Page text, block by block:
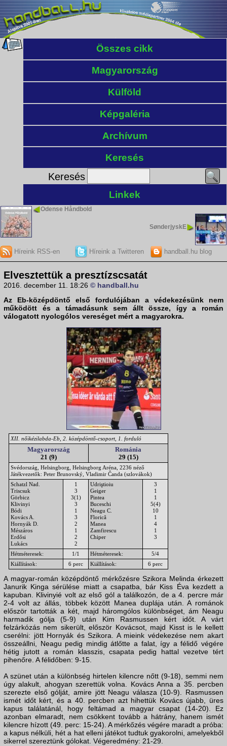
Összes cikk
Magyarország
Külföld
Képgaléria
Archívum
Keresés
Keresés
Linkek
Odense Håndbold
SønderjyskE
Híreink RSS-en Híreink a Twitteren handball.hu blog
Elvesztettük a presztízscsatát
2016. december 11. 18:26 © handball.hu
Az Eb-középdöntő első fordulójában a védekezésünk nem
működött és a támadásunk sem állt össze, így a román
válogatott nyolcgólos vereséget mért a magyarokra.
XII. nőikézilabda-Eb, 2. középdöntő-csoport, 1. forduló
Magyarország
21 (9)
Románia
29 (15)
Svédország, Helsingborg, Helsingborg Aréna, 2236 néző
Játékvezetők: Peter Brunovský, Vladimir Čanda (szlovákok)
Schatzl Nad.
Triscsuk
Görbicz
Klivinyi
Bódi
Kovács A.
Hornyák D.
Mészáros
Erdősi
Lukács
1
3
3(1)
3
1
3
2
1
2
2
Udriştioiu
Geiger
Pintea
Buceschi
Neagu C.
Florică
Manea
Zamfirescu
Chiper
3
1
1
5(4)
10
1
4
1
3
Hétméteresek: 1/1 Hétméteresek:
5/4
Kiállítások:
6 perc Kiállítások: 6 perc
A magyar-román középdöntő mérkőzésre Szikora Melinda érkezett
Janurik Kinga sérülése miatt a csapatba, bár Kiss Éva kezdett a
kapuban. Klivinyié volt az első gól a találkozón, de a 4. percre már
2-4 volt az állás, többek között Manea duplája után. A románok
először tartották a két, majd háromgólos különbséget, ám Neagu
harmadik gólja (5-9) után Kim Rasmussen kért időt. A várt
felzárkózás nem sikerült, először Kovácsot, majd Kisst is le kellett
cserélni: jött Hornyák és Szikora. A mieink védekezése nem akart
összeállni, Neagu pedig mindig átlőtte a falat, így a félidő végére
hétig jutott a román klasszis, csapata pedig hattal vezetve tért
pihenőre. A félidőben: 9-15.
A szünet után a különbség hirtelen kilencre nőtt (9-18), semmi nem
úgy alakult, ahogyan szerettük volna. Kovács Anna a 35. percben
szerezte első gólját, amire jött Neagu válasza (10-9). Rasmussen
ismét időt kért, és a 40. percben azt hihettük Kovács újabb, üres
kapus találatánál, hogy feltámad a magyar csapat (14-20). Ez
azonban elmaradt, nem csökkent tovább a hátrány, hanem ismét
kilencre hízott (49. perc: 15-24). A mérkőzés végére maradt a próba:
a kapus nélküli, hét a hat elleni játékot tudtuk gyakorolni, amelyekből
sikerrel szereztünk gólokat. Végeredmény: 21-29.